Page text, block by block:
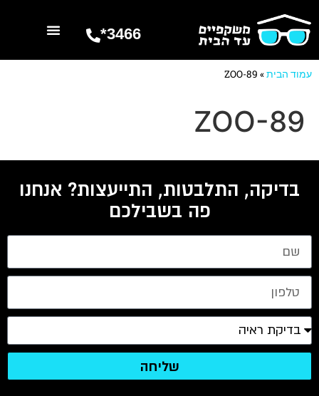
3466*
עמוד הבית»
ZOO-89
ZOO-89
בדיקה, התלבטות, התייעצות? אנחנו
פה בשבילכם
שליחה